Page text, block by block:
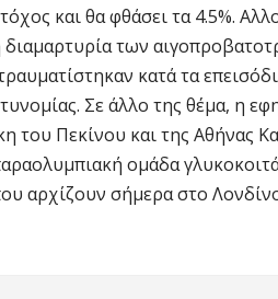
και θα φθάσει τα 4.5%.
των
κατά τα
Σε άλλο της θέμα, η
του Πεκίνου και της Αθήνας
ομάδα
αρχίζουν σήμερα στο